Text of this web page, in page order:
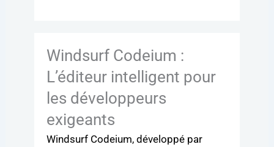
Windsurf Codeium :
L’éditeur intelligent pour
les développeurs
exigeants
Windsurf Codeium, développé par